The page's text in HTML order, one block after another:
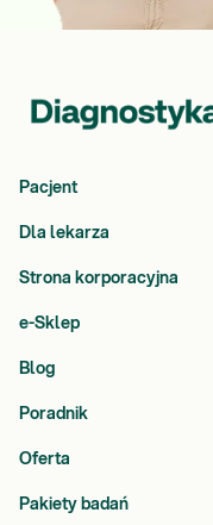
Pacjent
Dla lekarza
Strona korporacyjna
e-Sklep
Blog
Poradnik
Oferta
Pakiety badań